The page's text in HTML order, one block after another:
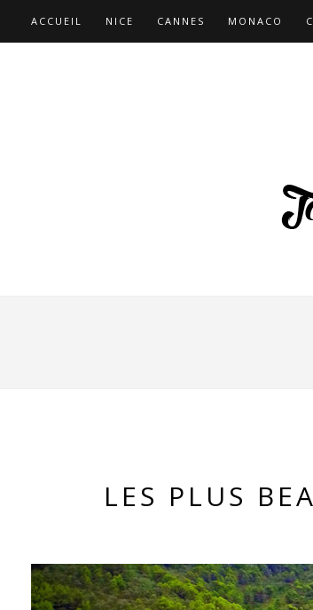
ACCUEIL NICE CANNES MONACO
LES PLUS